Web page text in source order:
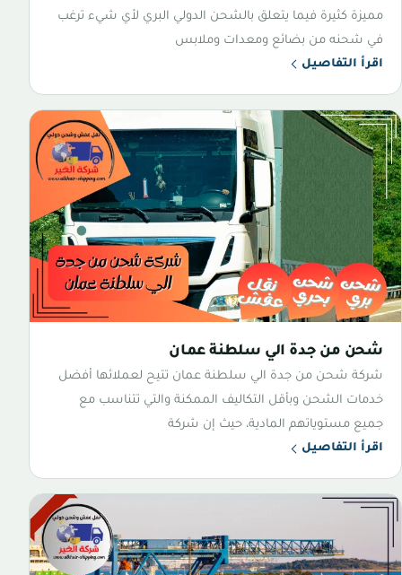
مميزة كثيرة فيما يتعلق بالشحن الدولي البري لأي شيء ترغب
في شحنه من بضائع ومعدات وملابس
اقرأ التفاصيل
شحن من جدة الي سلطنة عمان
شركة شحن من جدة الي سلطنة عمان تتيح لعملائها أفضل
خدمات الشحن وبأقل التكاليف الممكنة والتي تتناسب مع
جميع مستوياتهم المادية، حيث إن شركة
اقرأ التفاصيل